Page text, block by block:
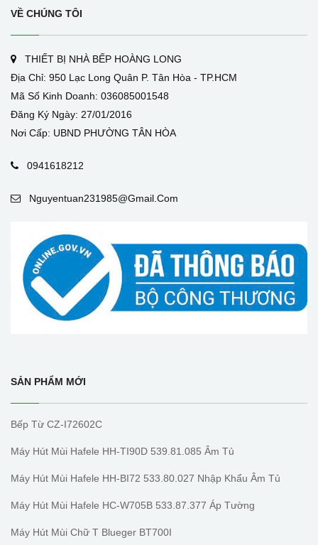
VỀ CHÚNG TÔI
THIẾT BỊ NHÀ BẾP HOÀNG LONG
Địa Chỉ: 950 Lạc Long Quân P. Tân Hòa - TP.HCM
Mã Số Kinh Doanh: 036085001548
Đăng Ký Ngày: 27/01/2016
Nơi Cấp: UBND PHƯỜNG TÂN HÒA
0941618212
Nguyentuan231985@gmail.com
SẢN PHẨM MỚI
Bếp Từ CZ-I72602C
Máy Hút Mùi Hafele HH-TI90D 539.81.085 Âm Tủ
Máy Hút Mùi Hafele HH-BI72 533.80.027 Nhập Khẩu Âm Tủ
Máy Hút Mùi Hafele HC-W705B 533.87.377 Áp Tường
Máy Hút Mùi Chữ T Blueger BT700I